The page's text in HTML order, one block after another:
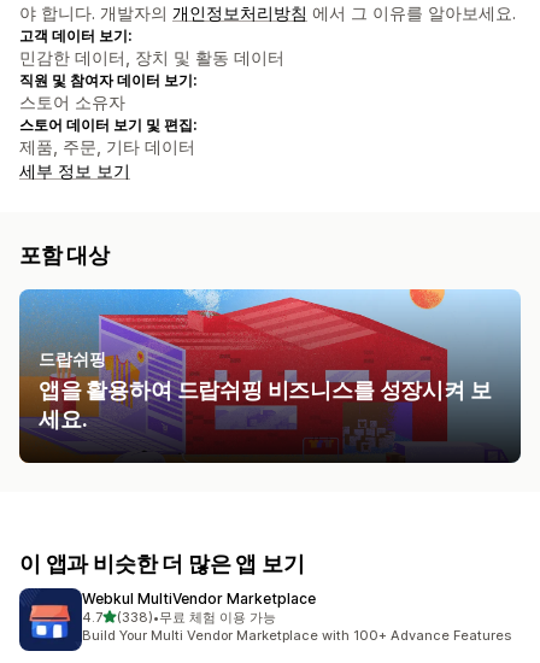
야 합니다. 개발자의 개인정보처리방침 에서 그 이유를 알아보세요.
고객 데이터 보기:
민감한 데이터, 장치 및 활동 데이터
직원 및 참여자 데이터 보기:
스토어 소유자
스토어 데이터 보기 및 편집:
제품, 주문, 기타 데이터
세부 정보 보기
포함 대상
드랍쉬핑
앱을 활용하여 드랍쉬핑 비즈니스를 성장시켜 보
세요.
이 앱과 비슷한 더 많은 앱 보기
Webkul MultiVendor Marketplace
4.7별 5개 중
(338)
총 리뷰 338개
•무료 체험 이용 가능
Build Your Multi Vendor Marketplace with 100+ Advance Features